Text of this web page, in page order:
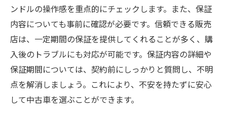
ンドルの操作感を重点的にチェックします。また、保証
内容についても事前に確認が必要です。信頼できる販売
店は、一定期間の保証を提供してくれることが多く、購
入後のトラブルにも対応が可能です。保証内容の詳細や
保証期間については、契約前にしっかりと質問し、不明
点を解消しましょう。これにより、不安を持たずに安心
して中古車を選ぶことができます。